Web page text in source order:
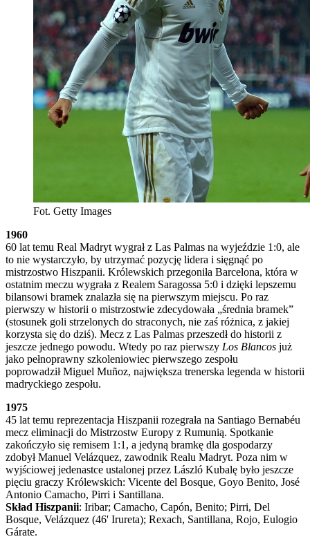
Fot. Getty Images
1960
60 lat temu Real Madryt wygrał z Las Palmas na wyjeździe 1:0, ale
to nie wystarczyło, by utrzymać pozycję lidera i sięgnąć po
mistrzostwo Hiszpanii. Królewskich przegoniła Barcelona, która w
ostatnim meczu wygrała z Realem Saragossa 5:0 i dzięki lepszemu
bilansowi bramek znalazła się na pierwszym miejscu. Po raz
pierwszy w historii o mistrzostwie zdecydowała „średnia bramek”
(stosunek goli strzelonych do straconych, nie zaś różnica, z jakiej
korzysta się do dziś). Mecz z Las Palmas przeszedł do historii z
jeszcze jednego powodu. Wtedy po raz pierwszy Los Blancos już
jako pełnoprawny szkoleniowiec pierwszego zespołu
poprowadził Miguel Muñoz, największa trenerska legenda w historii
madryckiego zespołu.
1975
45 lat temu reprezentacja Hiszpanii rozegrała na Santiago Bernabéu
mecz eliminacji do Mistrzostw Europy z Rumunią. Spotkanie
zakończyło się remisem 1:1, a jedyną bramkę dla gospodarzy
zdobył Manuel Velázquez, zawodnik Realu Madryt. Poza nim w
wyjściowej jedenastce ustalonej przez László Kubalę było jeszcze
pięciu graczy Królewskich: Vicente del Bosque, Goyo Benito, José
Antonio Camacho, Pirri i Santillana.
Skład Hiszpanii: Iribar; Camacho, Capón, Benito; Pirri, Del
Bosque, Velázquez (46' Irureta); Rexach, Santillana, Rojo, Eulogio
Gárate.